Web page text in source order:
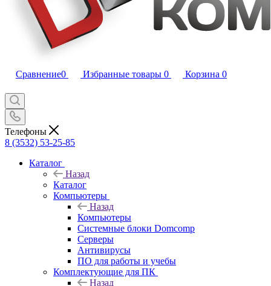
Сравнение0 Избранные товары 0 Корзина 0
Телефоны
8 (3532) 53-25-85
Каталог
Назад
Каталог
Компьютеры
Назад
Компьютеры
Системные блоки Domcomp
Серверы
Антивирусы
ПО для работы и учебы
Комплектующие для ПК
Назад